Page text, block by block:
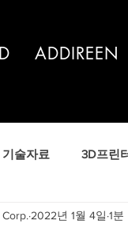
ADDIREEN
술자료 3D프린
2022년 1월 4일 1분